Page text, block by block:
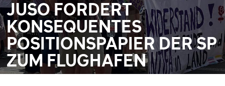
JUSO FORDERT
KONSEQUENTES
POSITIONSPAPIER DER SP
ZUM FLUGHAFEN